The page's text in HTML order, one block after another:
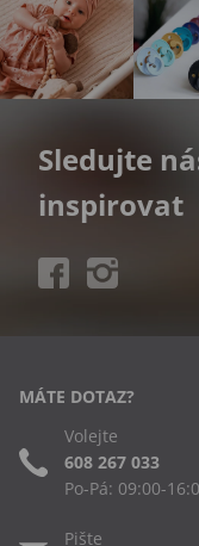
Sledujte
inspirovat
MÁTE DOTAZ?
Volejte
608 267 033
Po-Pá: 09:00-
Pište